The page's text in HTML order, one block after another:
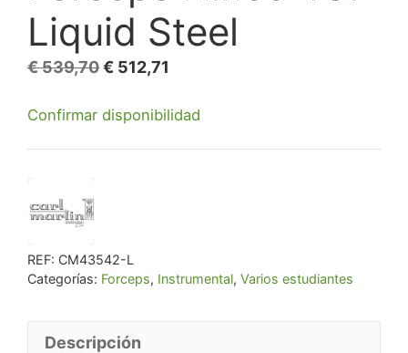
Liquid Steel
€539,70El
original
€ 512,71
actual
Confirmar disponibilidad
REF: CM43542-L
Categorías: Forceps, Instrumental, Varios estudiantes
Descripción